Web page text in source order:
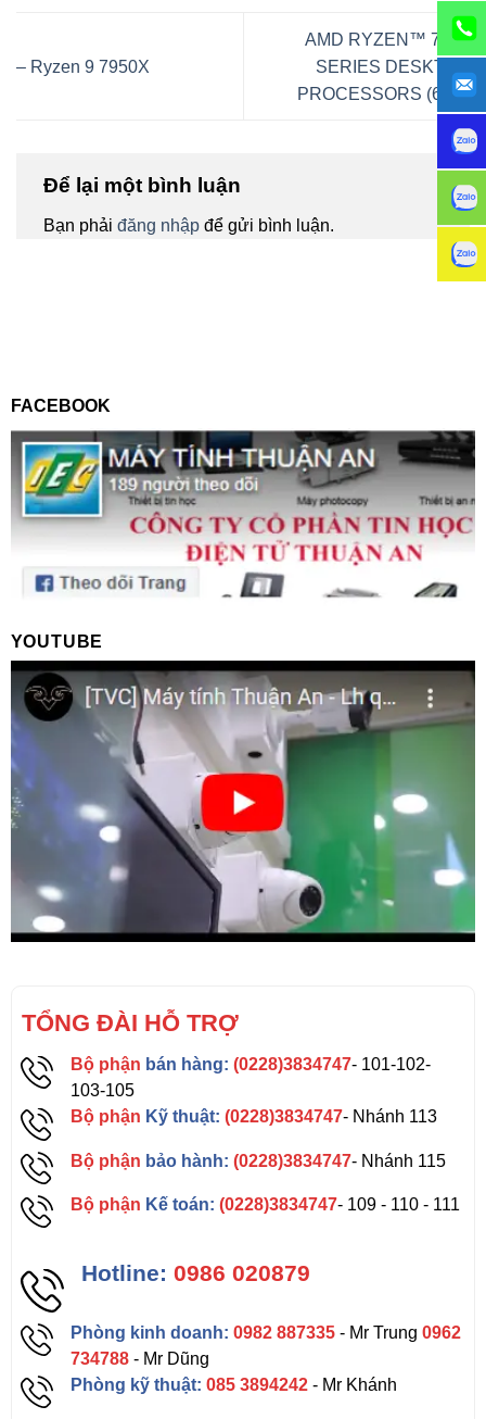
– Ryzen 9 7950X
AMD RYZEN™ 7000
SERIES DESKTOP
PROCESSORS (65w)
Để lại một bình luận
Bạn phải đăng nhập để gửi bình luận.
FACEBOOK
YOUTUBE
TỔNG ĐÀI HỖ TRỢ
Bộ phận bán hàng: (0228)3834747- 101-102-
103-105
Bộ phận Kỹ thuật: (0228)3834747- Nhánh 113
Bộ phận bảo hành: (0228)3834747- Nhánh 115
Bộ phận Kế toán: (0228)3834747- 109 - 110 - 111
Hotline: 0986 020879
Phòng kinh doanh: 0982 887335 - Mr Trung0962
734788 - Mr Dũng
Phòng kỹ thuật:085 3894242 - Mr Khánh